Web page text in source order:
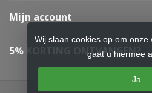
Mijn account
5% KORTING ONTVANGEN?
Wij slaan cookies op om onze
gaat u hiermee
Ja